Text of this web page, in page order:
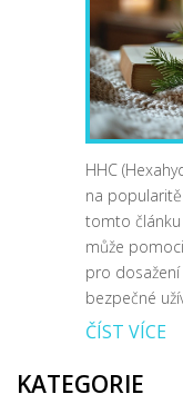
HHC
na
tomto článku
může
pro
bezpečné
ČÍST VÍCE
KATEGORIE